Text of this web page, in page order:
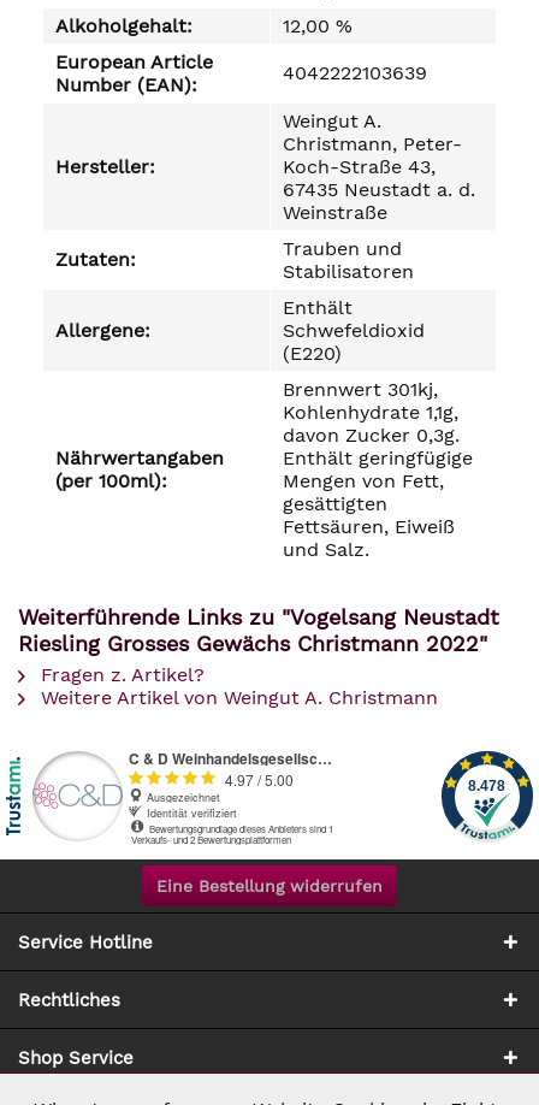
Alkoholgehalt:
12,00 %
European Article
Number (EAN):
4042222103639
Hersteller:
Weingut A.
Christmann, Peter-
Koch-Straße 43,
67435 Neustadt a. d.
Weinstraße
Zutaten:
Trauben und
Stabilisatoren
Allergene:
Enthält
Schwefeldioxid
(E220)
Nährwertangaben
(per 100ml):
Brennwert 301kj,
Kohlenhydrate 1,1g,
davon Zucker 0,3g.
Enthält geringfügige
Mengen von Fett,
gesättigten
Fettsäuren, Eiweiß
und Salz.
Weiterführende Links zu "Vogelsang Neustadt
Riesling Grosses Gewächs Christmann 2022"
Fragen z. Artikel?
Weitere Artikel von Weingut A. Christmann
Eine Bestellung widerrufen
Service Hotline
Rechtliches
Shop Service